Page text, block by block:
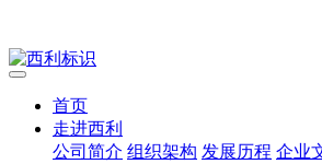
首页
走进西利
公司简介 组织架构 发展历程 企业